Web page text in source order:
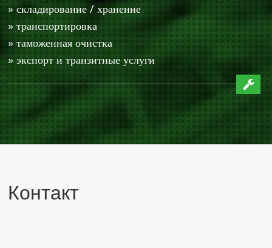
» складирование / хранение
» транспортировка
» таможенная очистка
» экспорт и транзитные услуги
Контакт